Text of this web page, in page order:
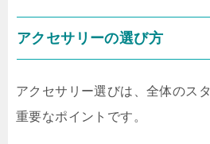
アクセサリーの選び方
アクセサリー選びは、全体のス
重要なポイントです。